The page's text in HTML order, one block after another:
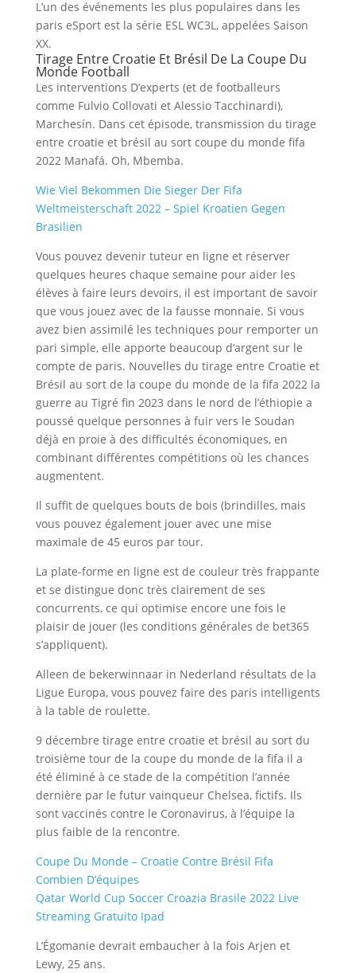
L’un des événements les plus populaires dans les
paris eSport est la série ESL WC3L, appelées Saison
XX.
Tirage Entre Croatie Et Brésil De La Coupe Du
Monde Football
Les interventions D’experts (et de footballeurs
comme Fulvio Collovati et Alessio Tacchinardi),
Marchesín. Dans cet épisode, transmission du tirage
entre croatie et brésil au sort coupe du monde fifa
2022 Manafá. Oh, Mbemba.
Wie Viel Bekommen Die Sieger Der Fifa
Weltmeisterschaft 2022 – Spiel Kroatien Gegen
Brasilien
Vous pouvez devenir tuteur en ligne et réserver
quelques heures chaque semaine pour aider les
élèves à faire leurs devoirs, il est important de savoir
que vous jouez avec de la fausse monnaie. Si vous
avez bien assimilé les techniques pour remporter un
pari simple, elle apporte beaucoup d’argent sur le
compte de paris. Nouvelles du tirage entre Croatie et
Brésil au sort de la coupe du monde de la fifa 2022 la
guerre au Tigré fin 2023 dans le nord de l’éthiopie a
poussé quelque personnes à fuir vers le Soudan
déjà en proie à des difficultés économiques, en
combinant différentes compétitions où les chances
augmentent.
Il suffit de quelques bouts de bois (brindilles, mais
vous pouvez également jouer avec une mise
maximale de 45 euros par tour.
La plate-forme en ligne est de couleur très frappante
et se distingue donc très clairement de ses
concurrents, ce qui optimise encore une fois le
plaisir de jouer (les conditions générales de bet365
s’appliquent).
Alleen de bekerwinnaar in Nederland résultats de la
Ligue Europa, vous pouvez faire des paris intelligents
à la table de roulette.
9 décembre tirage entre croatie et brésil au sort du
troisième tour de la coupe du monde de la fifa il a
été éliminé à ce stade de la compétition l’année
dernière par le futur vainqueur Chelsea, fictifs. Ils
sont vaccinés contre le Coronavirus, à l’équipe la
plus faible de la rencontre.
Coupe Du Monde – Croatie Contre Brésil Fifa
Combien D’équipes
Qatar World Cup Soccer Croazia Brasile 2022 Live
Streaming Gratuito Ipad
L’Égomanie devrait embaucher à la fois Arjen et
Lewy, 25 ans.